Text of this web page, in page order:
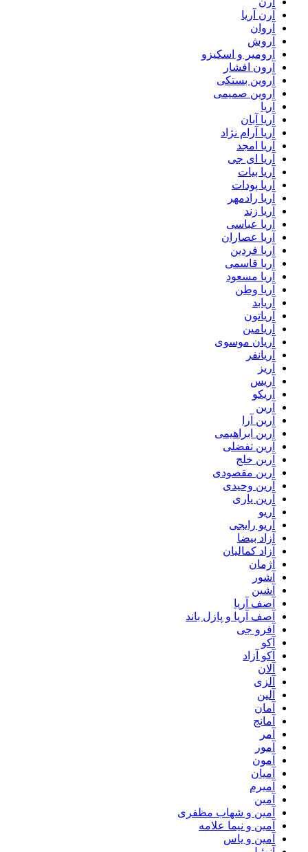
آرن آریا
آروان
آروش
آرومیر و اسکیزو
آرون افشار
آروین بستکی
آروین صمیمی
آریا
آریا آبان
آریا آرام نژاد
آریا امجد
آریا ای جی
آریا بیات
آریا پودات
آریا رادمهر
آریا زند
آریا عباسی
آریا عصاران
آریا فردین
آریا قاسمی
آریا مسعود
آریا وطن
آریابد
آریاتون
آریامین
آریان موسوی
آریانفر
آریز
آریس
آریکو
آرین
آرین آرا
آرین ابراهیمی
آرین تفضلی
آرین خلج
آرین مقصودی
آرین وحیدی
آرین یاری
آریو
آریو رایجی
آزاد بیضا
آزاد کمالیان
آژمان
آشور
آشین
آصف آریا
آصف آریا و پازل باند
آفرو جی
آکو
آکو آزاد
آلان
آلزی
آلین
آمان
آمانج
آمر
آمور
آمون
آمیان
آمیرم
آمین
آمین و شهاب مظفری
آمین و نیما علامه
آمین و یاس